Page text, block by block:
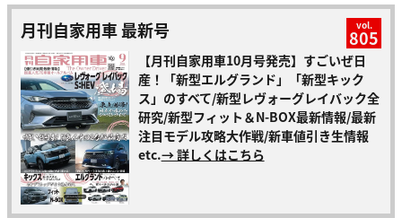
月刊自家用車 最新号 vol.
805
【月刊自家用車10月号発売】すごいぜ日
産！「新型エルグランド」「新型キック
ス」のすべて/新型レヴォーグレイバック全
研究/新型フィット＆N-BOX最新情報/最新
注目モデル攻略大作戦/新車値引き生情報
etc.→ 詳しくはこちら